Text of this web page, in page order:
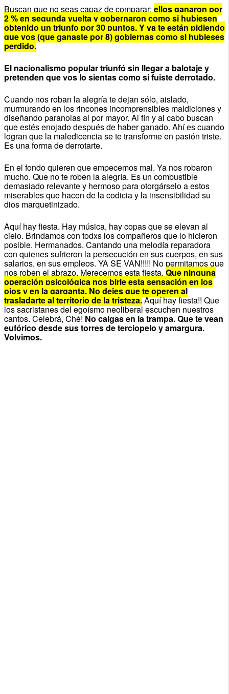
Buscan que no seas capaz de comparar: ellos ganaron por
2 % en segunda vuelta y gobernaron como si hubiesen
obtenido un triunfo por 30 puntos. Y ya te están pidiendo
que vos (que ganaste por 8) gobiernas como si hubieses
perdido.
El nacionalismo popular triunfó sin llegar a balotaje y
pretenden que vos lo sientas como si fuiste derrotado.
Cuando nos roban la alegría te dejan sólo, aislado,
murmurando en los rincones incomprensibles maldiciones y
diseñando paranoias al por mayor. Al fin y al cabo buscan
que estés enojado después de haber ganado. Ahí es cuando
logran que la maledicencia se te transforme en pasión triste.
Es una forma de derrotarte.
En el fondo quieren que empecemos mal. Ya nos robaron
mucho. Que no te roben la alegría. Es un combustible
demasiado relevante y hermoso para otorgárselo a estos
miserables que hacen de la codicia y la insensibilidad su
dios marquetinizado.
Aquí hay fiesta. Hay música, hay copas que se elevan al
cielo. Brindamos con todxs los compañeros que lo hicieron
posible. Hermanados. Cantando una melodía reparadora
con quienes sufrieron la persecución en sus cuerpos, en sus
salarios, en sus empleos. YA SE VAN!!!!! No permitamos que
nos roben el abrazo. Merecemos esta fiesta. Que ninguna
operación psicológica nos birle esta sensación en los
ojos y en la garganta. No dejes que te operen al
trasladarte al territorio de la tristeza.Aquí hay fiesta!! Que
los sacristanes del egoísmo neoliberal escuchen nuestros
cantos. Celebrá, Ché! No caigas en la trampa. Que te vean
eufórico desde sus torres de terciopelo y amargura.
Volvimos.